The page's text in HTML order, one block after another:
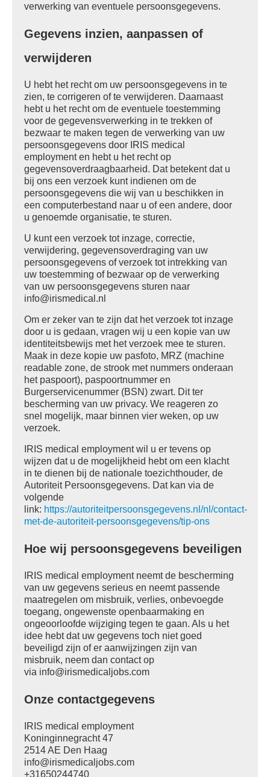
verwerking van eventuele persoonsgegevens.
Gegevens inzien, aanpassen of
verwijderen
U hebt het recht om uw persoonsgegevens in te
zien, te corrigeren of te verwijderen. Daarnaast
hebt u het recht om de eventuele toestemming
voor de gegevensverwerking in te trekken of
bezwaar te maken tegen de verwerking van uw
persoonsgegevens door IRIS medical
employment en hebt u het recht op
gegevensoverdraagbaarheid. Dat betekent dat u
bij ons een verzoek kunt indienen om de
persoonsgegevens die wij van u beschikken in
een computerbestand naar u of een andere, door
u genoemde organisatie, te sturen.
U kunt een verzoek tot inzage, correctie,
verwijdering, gegevensoverdraging van uw
persoonsgegevens of verzoek tot intrekking van
uw toestemming of bezwaar op de verwerking
van uw persoonsgegevens sturen naar
info@irismedical.nl
Om er zeker van te zijn dat het verzoek tot inzage
door u is gedaan, vragen wij u een kopie van uw
identiteitsbewijs met het verzoek mee te sturen.
Maak in deze kopie uw pasfoto, MRZ (machine
readable zone, de strook met nummers onderaan
het paspoort), paspoortnummer en
Burgerservicenummer (BSN) zwart. Dit ter
bescherming van uw privacy. We reageren zo
snel mogelijk, maar binnen vier weken, op uw
verzoek.
IRIS medical employment wil u er tevens op
wijzen dat u de mogelijkheid hebt om een klacht
in te dienen bij de nationale toezichthouder, de
Autoriteit Persoonsgegevens. Dat kan via de
volgende
link: https://autoriteitpersoonsgegevens.nl/nl/contact-
met-de-autoriteit-persoonsgegevens/tip-ons
Hoe wij persoonsgegevens beveiligen
IRIS medical employment neemt de bescherming
van uw gegevens serieus en neemt passende
maatregelen om misbruik, verlies, onbevoegde
toegang, ongewenste openbaarmaking en
ongeoorloofde wijziging tegen te gaan. Als u het
idee hebt dat uw gegevens toch niet goed
beveiligd zijn of er aanwijzingen zijn van
misbruik, neem dan contact op
via info@irismedicaljobs.com
Onze contactgegevens
IRIS medical employment
Koninginnegracht 47
2514 AE Den Haag
info@irismedicaljobs.com
+31650244740